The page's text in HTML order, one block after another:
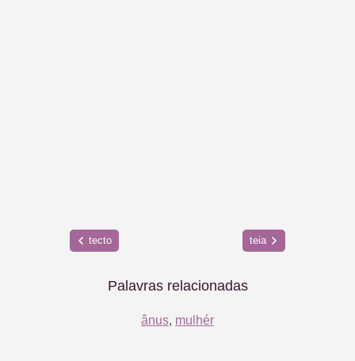
tecto teia
Palavras relacionadas
ânus, mulhér